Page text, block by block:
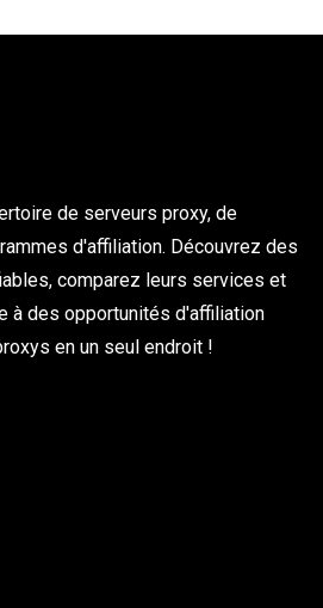
de serveurs proxy, de
d'affiliation. Découvrez des
comparez leurs services et
à des opportunités d'affiliation
en un seul endroit !